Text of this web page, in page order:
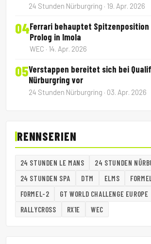
24 Stunden Nürburgring · 19. Apr. 2026
04Ferrari behauptet Spitzenposition
Prolog in Imola
WEC · 14. Apr. 2026
05Verstappen bereitet sich bei
Nürburgring vor
24 Stunden Nürburgring · 03. Apr. 2026
RENNSERIEN
24 STUNDEN LE MANS
24 STUNDEN
24 STUNDEN SPA
DTM ELMS
FORMEL-2
GT WORLD CHALLENGE EUROPE
RALLYCROSS
RX1E WEC